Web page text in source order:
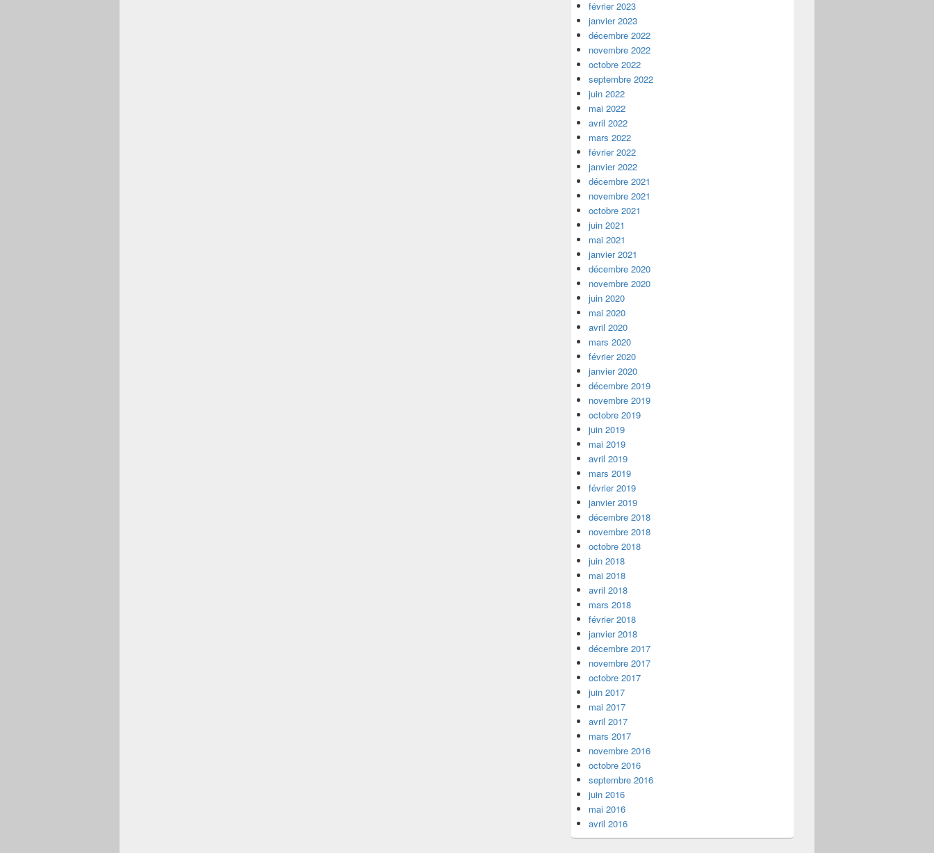
février 2023
janvier 2023
décembre 2022
novembre 2022
octobre 2022
septembre 2022
juin 2022
mai 2022
avril 2022
mars 2022
février 2022
janvier 2022
décembre 2021
novembre 2021
octobre 2021
juin 2021
mai 2021
janvier 2021
décembre 2020
novembre 2020
juin 2020
mai 2020
avril 2020
mars 2020
février 2020
janvier 2020
décembre 2019
novembre 2019
octobre 2019
juin 2019
mai 2019
avril 2019
mars 2019
février 2019
janvier 2019
décembre 2018
novembre 2018
octobre 2018
juin 2018
mai 2018
avril 2018
mars 2018
février 2018
janvier 2018
décembre 2017
novembre 2017
octobre 2017
juin 2017
mai 2017
avril 2017
mars 2017
novembre 2016
octobre 2016
septembre 2016
juin 2016
mai 2016
avril 2016